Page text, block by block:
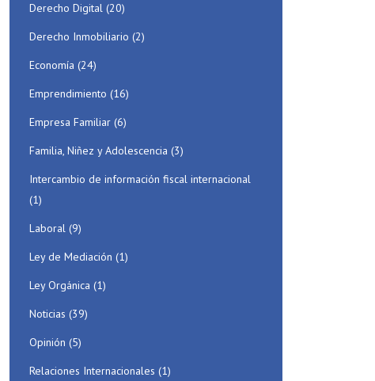
Derecho Digital (20)
Derecho Inmobiliario (2)
Economía (24)
Emprendimiento (16)
Empresa Familiar (6)
Familia, Niñez y Adolescencia (3)
Intercambio de información fiscal internacional
(1)
Laboral (9)
Ley de Mediación (1)
Ley Orgánica (1)
Noticias (39)
Opinión (5)
Relaciones Internacionales (1)